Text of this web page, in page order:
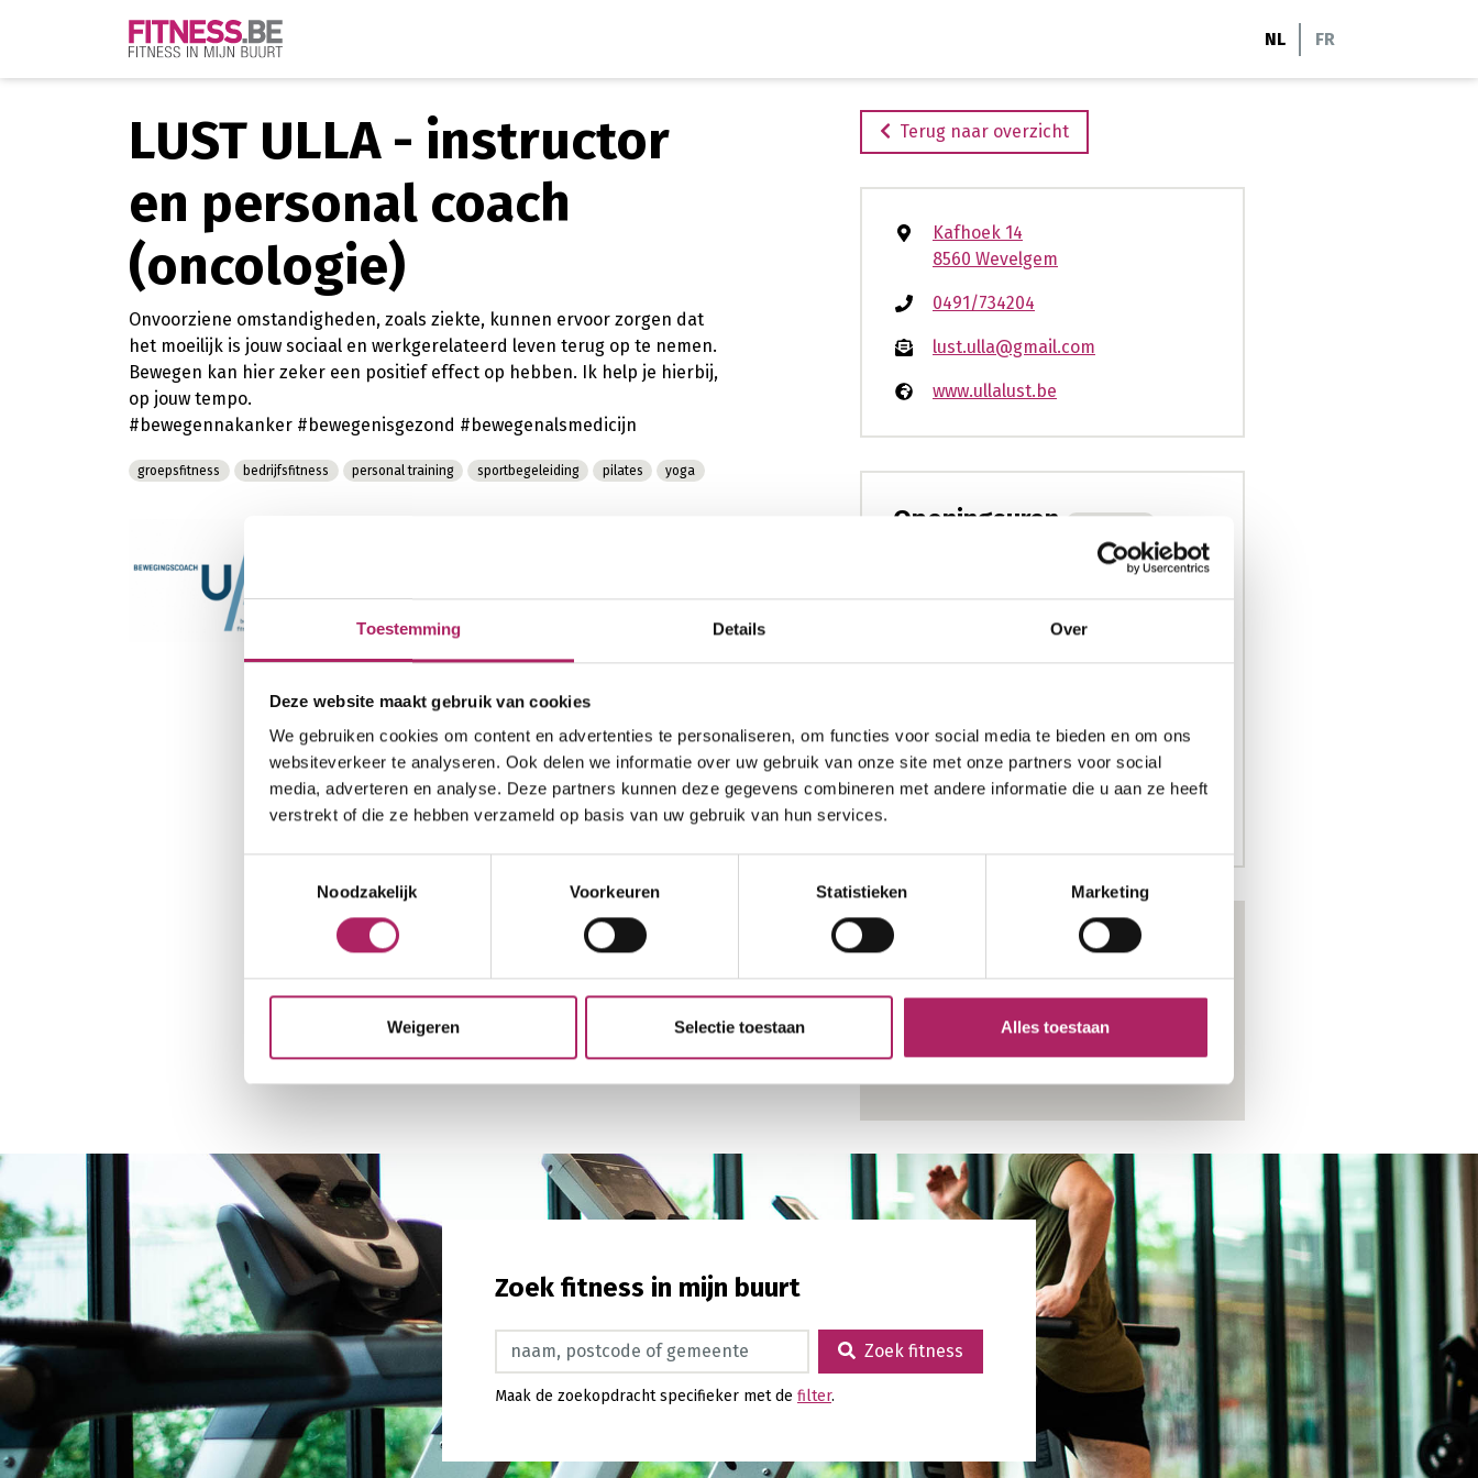
Toestemming Details Over
Deze website maakt gebruik van cookies
We gebruiken cookies om content en advertenties te personaliseren, om functies voor social media te bieden en om ons
websiteverkeer te analyseren. Ook delen we informatie over uw gebruik van onze site met onze partners voor social
media, adverteren en analyse. Deze partners kunnen deze gegevens combineren met andere informatie die u aan ze heeft
verstrekt of die ze hebben verzameld op basis van uw gebruik van hun services.
Noodzakelijk
Voorkeuren Statistieken Marketing
Weigeren Selectie toestaan Alles toestaan
NL FR
LUST ULLA - instructor
en personal coach
(oncologie)
Onvoorziene omstandigheden, zoals ziekte, kunnen ervoor zorgen dat
het moeilijk is jouw sociaal en werkgerelateerd leven terug op te nemen.
Bewegen kan hier zeker een positief effect op hebben. Ik help je hierbij,
op jouw tempo.
#bewegennakanker #bewegenisgezond #bewegenalsmedicijn
groepsfitness bedrijfsfitness personal training sportbegeleiding pilates yoga
Terug naar overzicht
Kafhoek 14
8560 Wevelgem
0491/734204
lust.ulla@gmail.com
www.ullalust.be
Openingsuren
ma
unknown
unknown
vr
unknown
za
unknown
Zoek fitness in mijn buurt
Zoek fitness
Maak de zoekopdracht specifieker met de filter.